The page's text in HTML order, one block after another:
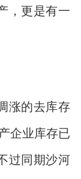
，更是有一
的去库存
企业库存已
过同期沙河